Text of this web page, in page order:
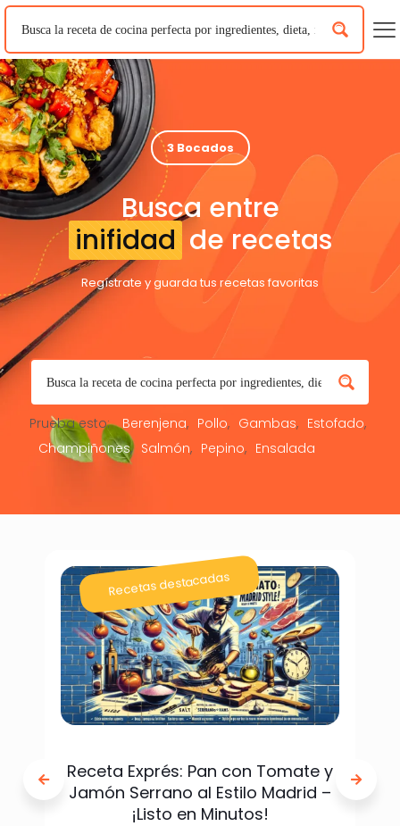
3 Bocados
Busca entre
inifidad de recetas
Regístrate y guarda tus recetas favoritas
Prueba esto: Berenjena Pollo Gambas
Estofado
Champiñones
Salmón Pepino Ensalada
Recetas destacadas
Receta Exprés: Pan con Tomate y
Jamón Serrano al Estilo Madrid –
¡Listo en Minutos!